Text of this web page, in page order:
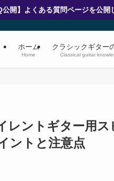
公開】よくある質問ページを公
ホーム
Home
クラシックギター
Classical guitar
レントギター用
ントと注意点